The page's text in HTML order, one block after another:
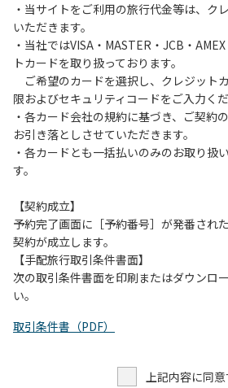
【禁止事項】
カラオケ、発電機、地面での直火によ
ァイヤー、打ち上げ式花火、テントサ
【注意事項】
当キャンプ場のそばを流れる歴舟川は
時間で増水し、川原で遊んでいると大
すく、過去にも増水により人が流され
（１）川原にテントやタープを張らない
（２）雨が降ったときは川原で遊ばな
（３）カムイコタン公園キャンプ場で
流で雨が降り急に増水することがある
し、濁り始めたときには直ちに川原で
（４）キャンプ場の管理者や地元住民
・当サイトをご利用の旅行代金等は、ク
いただきます。
・当社ではVISA・MASTER・JCB・
トカードを取り扱っております。
ご希望のカードを選択し、クレジット
限およびセキュリティコードをご入力くだ
・各カード会社の規約に基づき、ご契約
お引き落としさせていただきます。
・各カードとも一括払いのみのお取り扱
す。
【契約成立】
予約完了画面に［予約番号］が発番され
契約が成立します。
【手配旅行取引条件書面】
次の取引条件書面を印刷またはダウンロ
い。
取引条件書（PDF）
上記内容に同意